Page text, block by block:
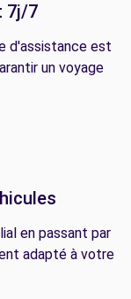
7j/7
d'assistance est
un voyage
en passant par
adapté à votre